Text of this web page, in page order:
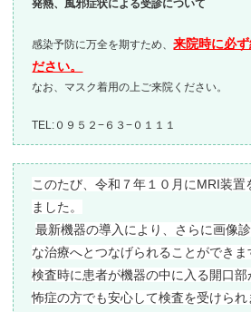
発熱、風邪症状による受診について
感染予防に万全を期すため、来院時に必
ださい。
なお、マスク着用の上ご来院ください。
TEL:０９５２−６３−０１１１
このたび、令和７年１０月にMRI装置
ました。
最新機器の導入により、さらに画像
な治療へとつなげられることができ
検査時に患者が機器の中に入る開口
怖症の方でも安心して検査を受けら